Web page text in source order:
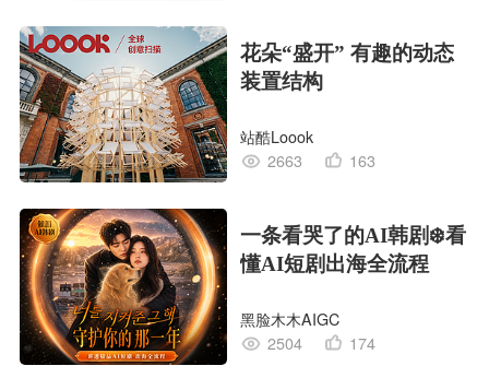
花朵“盛开” 有趣的动态
装置结构
站酷Loook
2663
163
一条看哭了的AI韩剧❄️看
懂AI短剧出海全流程
黑脸木木AIGC
2504
174